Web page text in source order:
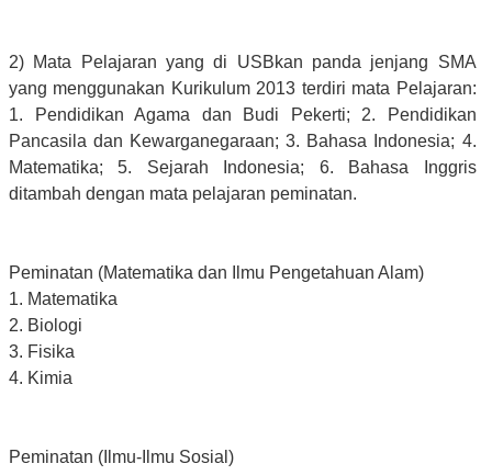
2) Mata Pelajaran yang di USBkan panda jenjang SMA
yang menggunakan Kurikulum 2013 terdiri mata Pelajaran:
1. Pendidikan Agama dan Budi Pekerti; 2. Pendidikan
Pancasila dan Kewarganegaraan; 3. Bahasa Indonesia; 4.
Matematika; 5. Sejarah Indonesia; 6. Bahasa Inggris
ditambah dengan mata pelajaran peminatan.
Peminatan (Matematika dan Ilmu Pengetahuan Alam)
1. Matematika
2. Biologi
3. Fisika
4. Kimia
Peminatan (Ilmu-Ilmu Sosial)